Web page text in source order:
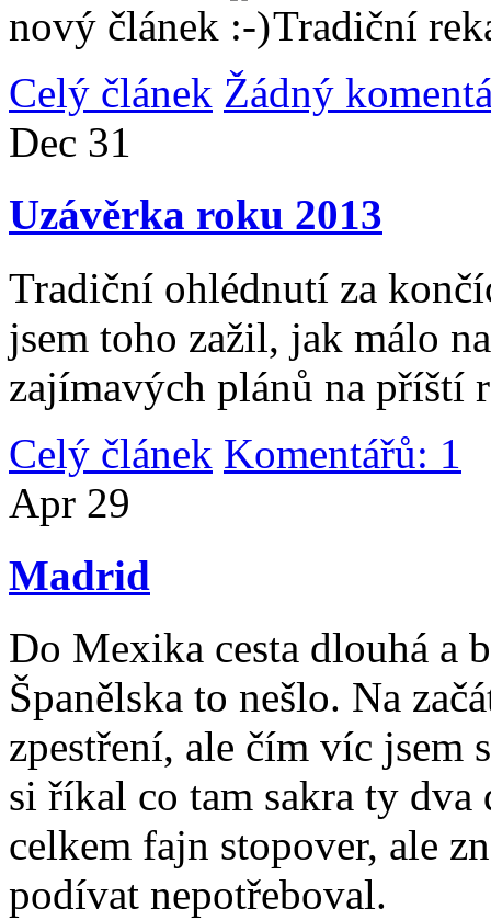
nový článek
Tradiční
Celý článek Žádný
Dec 31
Uzávěrka roku 2013
Tradiční ohlédnutí za
jsem toho zažil, jak málo
zajímavých plánů na příští
Celý článek Komentářů: 1
Apr 29
Madrid
Do Mexika cesta dlouhá a
Španělska to nešlo. Na
zpestření, ale čím víc jsem
si říkal co tam sakra ty
celkem fajn stopover, ale
podívat nepotřeboval.